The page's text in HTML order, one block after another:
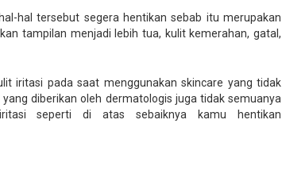
hal tersebut segera hentikan sebab itu merupakan
tampilan menjadi lebih tua, kulit kemerahan, gatal,
iritasi pada saat menggunakan skincare yang tidak
diberikan oleh dermatologis juga tidak semuanya
seperti di atas sebaiknya kamu hentikan